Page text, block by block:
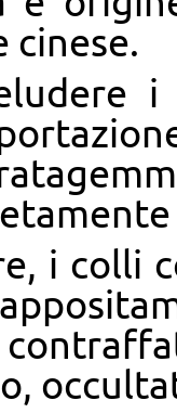
cinese.
i
i colli